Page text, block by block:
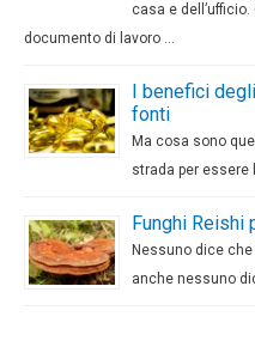
casa e
documento di lavoro …
I benefici
fonti
Ma cosa sono
strada per essere
Funghi Reishi
Nessuno dice
anche nessuno